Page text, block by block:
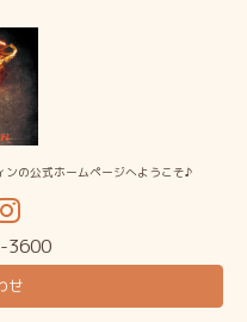
ンの公式ホームページへようこそ♪
3600
せ